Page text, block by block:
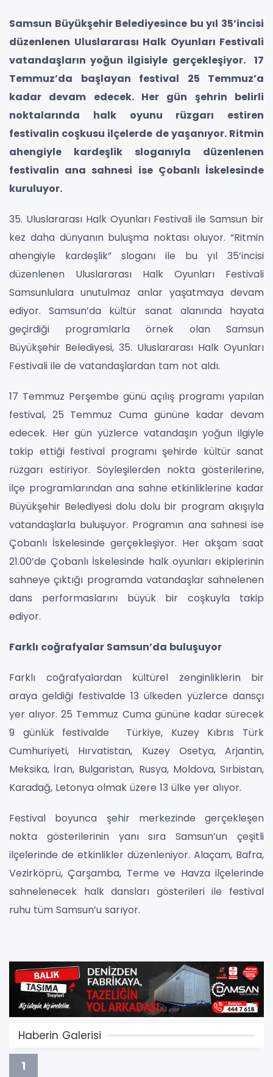
Samsun Büyükşehir Belediyesince bu yıl 35’incisi
düzenlenen Uluslararası Halk Oyunları Festivali
vatandaşların yoğun ilgisiyle gerçekleşiyor. 17
Temmuz’da başlayan festival 25 Temmuz’a
kadar devam edecek. Her gün şehrin belirli
noktalarında halk oyunu rüzgarı estiren
festivalin coşkusu ilçelerde de yaşanıyor. Ritmin
ahengiyle kardeşlik sloganıyla düzenlenen
festivalin ana sahnesi ise Çobanlı İskelesinde
kuruluyor.
35. Uluslararası Halk Oyunları Festivali ile Samsun bir
kez daha dünyanın buluşma noktası oluyor. “Ritmin
ahengiyle kardeşlik” sloganı ile bu yıl 35’incisi
düzenlenen Uluslararası Halk Oyunları Festivali
Samsunlulara unutulmaz anlar yaşatmaya devam
ediyor. Samsun’da kültür sanat alanında hayata
geçirdiği programlarla örnek olan Samsun
Büyükşehir Belediyesi, 35. Uluslararası Halk Oyunları
Festivali ile de vatandaşlardan tam not aldı.
17 Temmuz Perşembe günü açılış programı yapılan
festival, 25 Temmuz Cuma gününe kadar devam
edecek. Her gün yüzlerce vatandaşın yoğun ilgiyle
takip ettiği festival programı şehirde kültür sanat
rüzgarı estiriyor. Söyleşilerden nokta gösterilerine,
ilçe programlarından ana sahne etkinliklerine kadar
Büyükşehir Belediyesi dolu dolu bir program akışıyla
vatandaşlarla buluşuyor. Programın ana sahnesi ise
Çobanlı İskelesinde gerçekleşiyor. Her akşam saat
21.00’de Çobanlı İskelesinde halk oyunları ekiplerinin
sahneye çıktığı programda vatandaşlar sahnelenen
dans performaslarını büyük bir coşkuyla takip
ediyor.
Farklı coğrafyalar Samsun’da buluşuyor
Farklı coğrafyalardan kültürel zenginliklerin bir
araya geldiği festivalde 13 ülkeden yüzlerce dansçı
yer alıyor. 25 Temmuz Cuma gününe kadar sürecek
9 günlük festivalde Türkiye, Kuzey Kıbrıs Türk
Cumhuriyeti, Hırvatistan, Kuzey Osetya, Arjantin,
Meksika, İran, Bulgaristan, Rusya, Moldova, Sırbistan,
Karadağ, Letonya olmak üzere 13 ülke yer alıyor.
Festival boyunca şehir merkezinde gerçekleşen
nokta gösterilerinin yanı sıra Samsun’un çeşitli
ilçelerinde de etkinlikler düzenleniyor. Alaçam, Bafra,
Vezirköprü, Çarşamba, Terme ve Havza ilçelerinde
sahnelenecek halk dansları gösterileri ile festival
ruhu tüm Samsun’u sarıyor.
Haberin Galerisi
1